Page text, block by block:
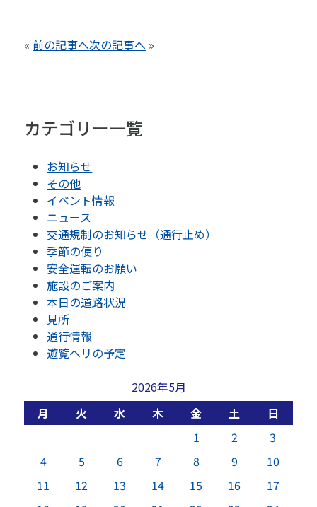
«前の記事へ次の記事へ »
カテゴリー一覧
お知らせ
その他
イベント情報
ニュース
交通規制のお知らせ（通行止め）
季節の便り
安全運転のお願い
施設のご案内
本日の道路状況
見所
通行情報
遊覧ヘリの予定
2026年5月
月
火 水 木 金 土
日
1
2
3
4
5 6 7 8 9
10
11
12 13 14 15 16
17